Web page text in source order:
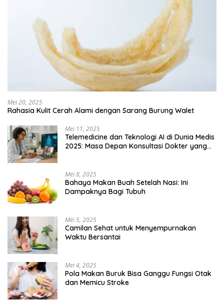
Mei 20, 2025
Rahasia Kulit Cerah Alami dengan Sarang Burung Walet
Mei 11, 2025
Telemedicine dan Teknologi AI di Dunia Medis
2025: Masa Depan Konsultasi Dokter yang
Mei 8, 2025
Bahaya Makan Buah Setelah Nasi: Ini
Dampaknya Bagi Tubuh
Mei 5, 2025
Camilan Sehat untuk Menyempurnakan
Waktu Bersantai
Mei 4, 2025
Pola Makan Buruk Bisa Ganggu Fungsi Otak
dan Memicu Stroke